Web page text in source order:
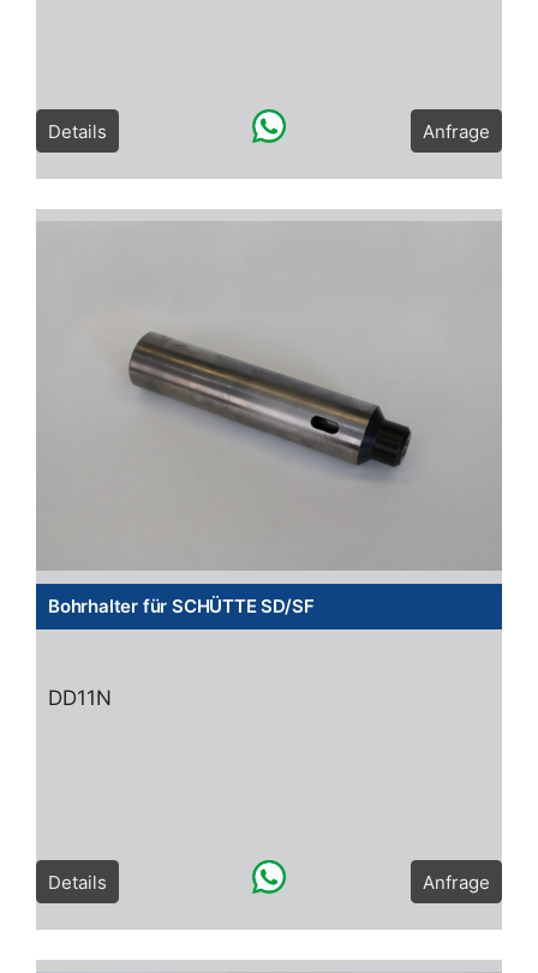
Details Anfrage
Bohrhalter für SCHÜTTE SD/SF
DD11N
Details Anfrage